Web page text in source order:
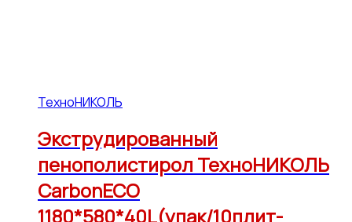
ТехноНИКОЛЬ
Экструдированный
пенополистирол ТехноНИКОЛЬ
CarbonECO
1180*580*40L(упак/10плит-